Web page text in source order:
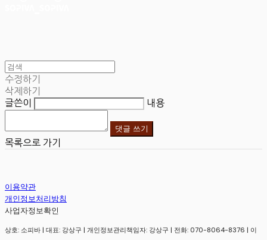
수정하기
삭제하기
글쓴이
내용
댓글 쓰기
목록으로 가기
이용약관
개인정보처리방침
사업자정보확인
상호: 소피바 | 대표: 강상구 | 개인정보관리책임자: 강상구 | 전화: 070-8064-8376 | 이